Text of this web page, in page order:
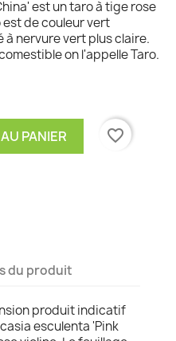
est un taro à tige rose
est de couleur vert
nervure vert plus claire.
on l'appelle Taro.
PANIER favorite_border
du produit
produit indicatif
esculenta 'Pink